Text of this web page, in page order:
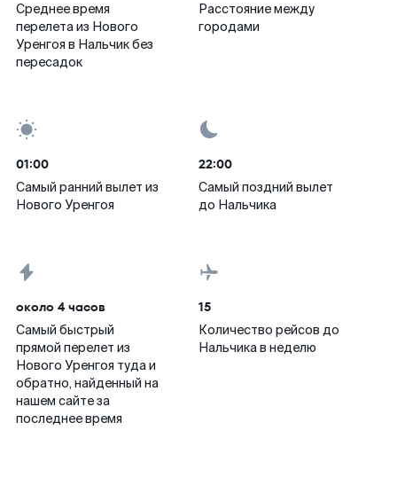
Среднее время
перелета из Нового
Уренгоя в Нальчик без
пересадок
Расстояние между
городами
01:00
Самый ранний вылет из
Нового Уренгоя
22:00
Самый поздний вылет
до Нальчика
около 4 часов
Самый быстрый
прямой перелет из
Нового Уренгоя туда и
обратно, найденный на
нашем сайте за
последнее время
15
Количество рейсов до
Нальчика в неделю